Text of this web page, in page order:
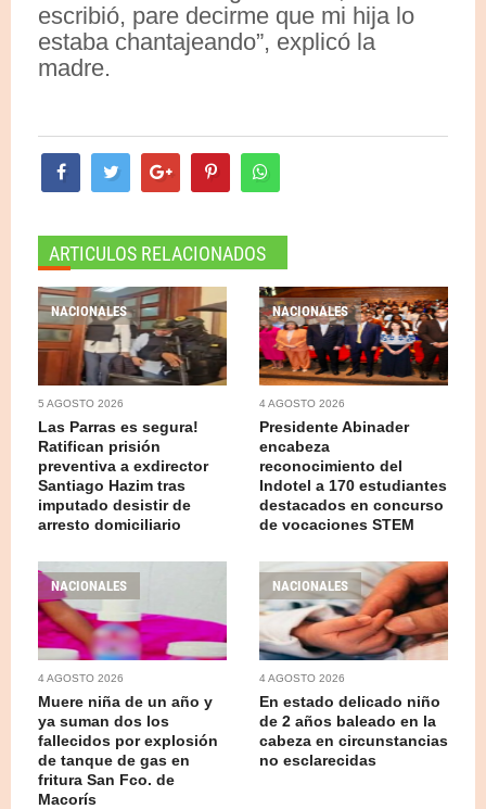
escribió, pare decirme que mi hija lo
estaba chantajeando”, explicó la
madre.
ARTICULOS RELACIONADOS
NACIONALES
5 AGOSTO 2026
Las Parras es segura!
Ratifican prisión
preventiva a exdirector
Santiago Hazim tras
imputado desistir de
arresto domiciliario
NACIONALES
4 AGOSTO 2026
Presidente Abinader
encabeza
reconocimiento del
Indotel a 170 estudiantes
destacados en concurso
de vocaciones STEM
NACIONALES
4 AGOSTO 2026
Muere niña de un año y
ya suman dos los
fallecidos por explosión
de tanque de gas en
fritura San Fco. de
Macorís
NACIONALES
4 AGOSTO 2026
En estado delicado niño
de 2 años baleado en la
cabeza en circunstancias
no esclarecidas